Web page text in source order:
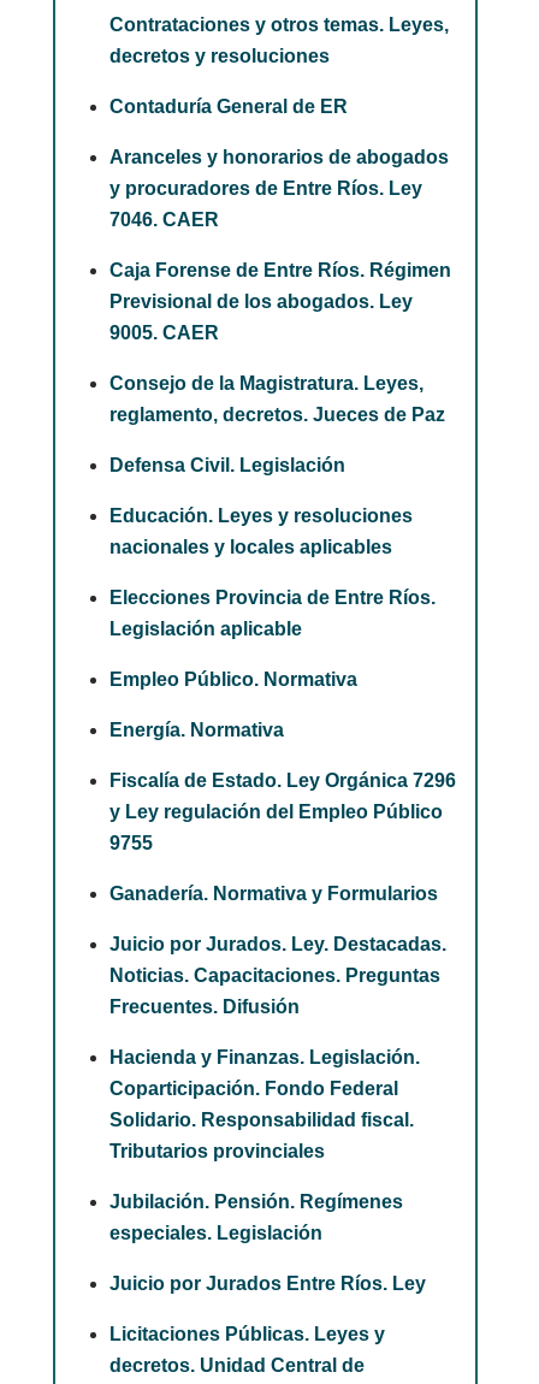
Contrataciones y otros temas. Leyes,
decretos y resoluciones
Contaduría General de ER
Aranceles y honorarios de abogados
y procuradores de Entre Ríos. Ley
7046. CAER
Caja Forense de Entre Ríos. Régimen
Previsional de los abogados. Ley
9005. CAER
Consejo de la Magistratura. Leyes,
reglamento, decretos. Jueces de Paz
Defensa Civil. Legislación
Educación. Leyes y resoluciones
nacionales y locales aplicables
Elecciones Provincia de Entre Ríos.
Legislación aplicable
Empleo Público. Normativa
Energía. Normativa
Fiscalía de Estado. Ley Orgánica 7296
y Ley regulación del Empleo Público
9755
Ganadería. Normativa y Formularios
Juicio por Jurados. Ley. Destacadas.
Noticias. Capacitaciones. Preguntas
Frecuentes. Difusión
Hacienda y Finanzas. Legislación.
Coparticipación. Fondo Federal
Solidario. Responsabilidad fiscal.
Tributarios provinciales
Jubilación. Pensión. Regímenes
especiales. Legislación
Juicio por Jurados Entre Ríos. Ley
Licitaciones Públicas. Leyes y
decretos. Unidad Central de